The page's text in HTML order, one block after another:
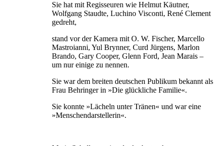
Sie hat mit Regisseuren wie Helmut Käutner,
Wolfgang Staudte, Luchino Visconti, René Clement
gedreht,
stand vor der Kamera mit O. W. Fischer, Marcello
Mastroianni, Yul Brynner, Curd Jürgens, Marlon
Brando, Gary Cooper, Glenn Ford, Jean Marais –
um nur einige zu nennen.
Sie war dem breiten deutschen Publikum bekannt als
Frau Behringer in »Die glückliche Familie«.
Sie konnte »Lächeln unter Tränen« und war eine
»Menschendarstellerin«.